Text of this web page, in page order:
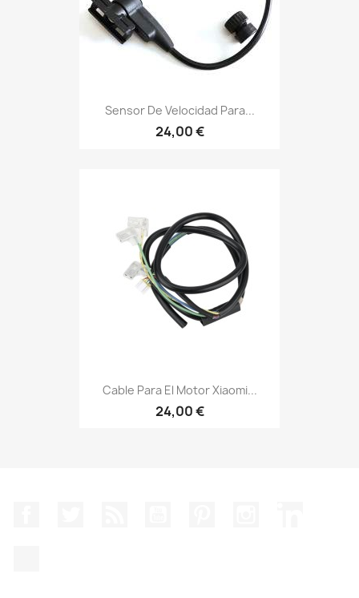
Sensor De Velocidad Para...
24,00 €
Cable Para El Motor Xiaomi...
24,00 €